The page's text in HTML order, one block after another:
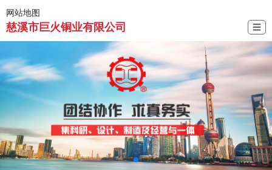
网站地图
慈溪市巨火铜业有限公司 ☰